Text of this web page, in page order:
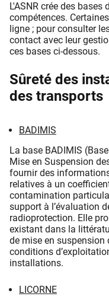
L'ASNR crée des
compétences.
ligne ; pour consulter
contact avec leur
ces bases ci-dessous.
Sûreté des
des transports
BADIMIS
La base BADIMIS
Mise en Suspension
fournir des
relatives à un
contamination
support à l’évaluation
radioprotection. Elle
existant dans la
de mise en suspension
conditions
installations.
LICORNE